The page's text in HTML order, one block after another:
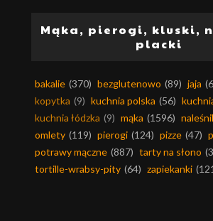
Mąka, pierogi, kluski,
placki
bakalie (370) bezglutenowo (89) jaja
kopytka (9) kuchnia polska (56)
kuchnia łódzka (9) mąka (1596)
omlety (119) pierogi (124) pizze (47)
potrawy mączne (887) tarty na słono
tortille-wrabsy-pity (64) zapiekanki